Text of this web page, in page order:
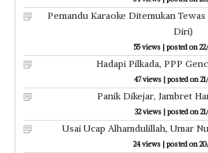
Pemandu Karaoke Ditemukan
Diri)
55 views |posted on
Hadapi Pilkada, PPP
47 views |posted on
Panik Dikejar, Jambret
32 views|posted on
Usai Ucap Alhamdulillah, Umar
24 views |posted on